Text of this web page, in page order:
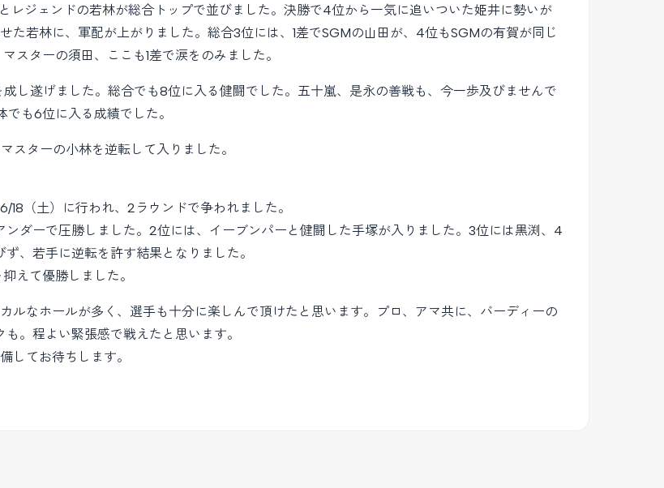
レジェンドの若林が総合トップで並びました。決勝で4位から一気に追いついた姫井に勢いが
た若林に、軍配が上がりました。総合3位には、1差でSGMの山田が、4位もSGMの有賀が同じ
スターの須田、ここも1差で涙をのみました。
し遂げました。総合でも8位に入る健闘でした。五十嵐、是永の善戦も、今一歩及びませんで
も6位に入る成績でした。
スターの小林を逆転して入りました。
（土）に行われ、2ラウンドで争われました。
ンダーで圧勝しました。2位には、イーブンパーと健闘した手塚が入りました。3位には黒渕、4
、若手に逆転を許す結果となりました。
えて優勝しました。
ルなホールが多く、選手も十分に楽しんで頂けたと思います。プロ、アマ共に、バーディーの
。程よい緊張感で戦えたと思います。
してお待ちします。